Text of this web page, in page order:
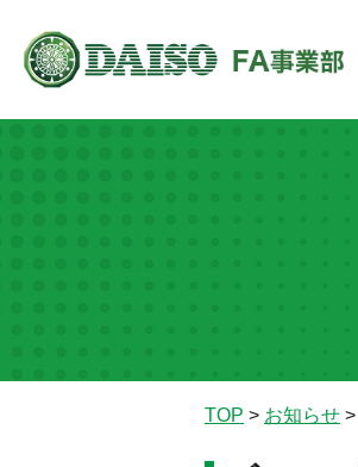
TOP > お知らせ >